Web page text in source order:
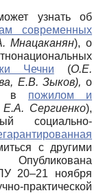
узнать об
современных
Мнацаканян), о
Чечни (О.Е.
Е.В. Зыков),о
в пожилом и
Сергиенко),
социально-
с другими
20–21 ноября
практической